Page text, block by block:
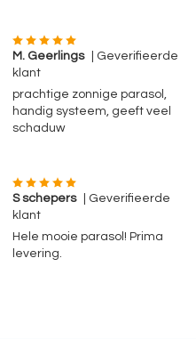
M. Geerlings
| Geverifieerde
klant
prachtige zonnige parasol,
handig systeem, geeft veel
schaduw
S schepers
| Geverifieerde
klant
Hele mooie parasol! Prima
levering.